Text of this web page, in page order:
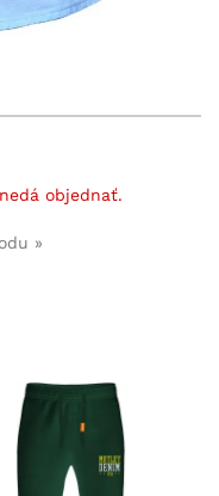
objednať.
»